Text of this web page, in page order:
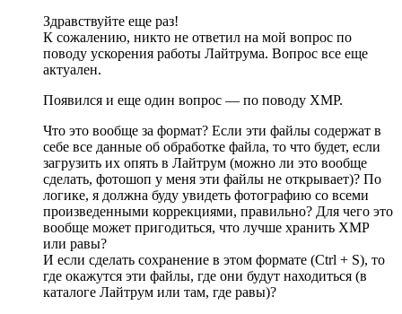
Здравствуйте еще раз!
К сожалению, никто не ответил на мой вопрос по
поводу ускорения работы Лайтрума. Вопрос все еще
актуален.
Появился и еще один вопрос — по поводу XMP.
Что это вообще за формат? Если эти файлы содержат в
себе все данные об обработке файла, то что будет, если
загрузить их опять в Лайтрум (можно ли это вообще
сделать, фотошоп у меня эти файлы не открывает)? По
логике, я должна буду увидеть фотографию со всеми
произведенными коррекциями, правильно? Для чего это
вообще может пригодиться, что лучше хранить XMP
или равы?
И если сделать сохранение в этом формате (Ctrl + S), то
где окажутся эти файлы, где они будут находиться (в
каталоге Лайтрум или там, где равы)?